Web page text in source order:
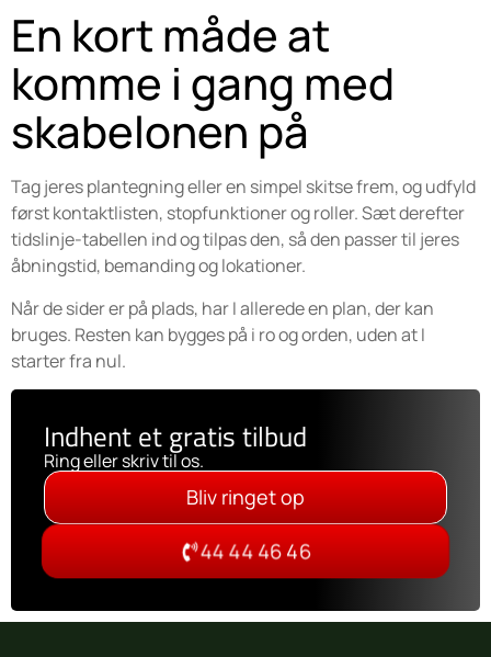
En kort måde at
komme i gang med
skabelonen på
Tag jeres plantegning eller en simpel skitse frem, og udfyld
først kontaktlisten, stopfunktioner og roller. Sæt derefter
tidslinje-tabellen ind og tilpas den, så den passer til jeres
åbningstid, bemanding og lokationer.
Når de sider er på plads, har I allerede en plan, der kan
bruges. Resten kan bygges på i ro og orden, uden at I
starter fra nul.
Indhent et gratis tilbud
Ring eller skriv til os.
Bliv ringet op
44 44 46 46